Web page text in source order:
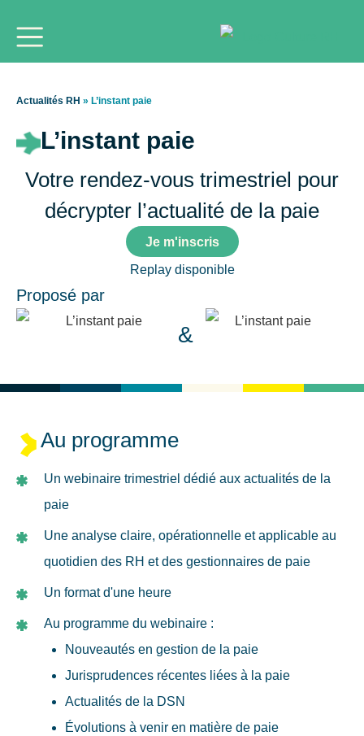
Actualités RH » L’instant paie
L’instant paie
Votre rendez-vous trimestriel pour
décrypter l’actualité de la paie
Je m'inscris
Replay disponible
Proposé par
&
Au programme
Un webinaire trimestriel dédié aux actualités de la
paie
Une analyse claire, opérationnelle et applicable au
quotidien des RH et des gestionnaires de paie
Un format d'une heure
Au programme du webinaire :
Nouveautés en gestion de la paie
Jurisprudences récentes liées à la paie
Actualités de la DSN
Évolutions à venir en matière de paie